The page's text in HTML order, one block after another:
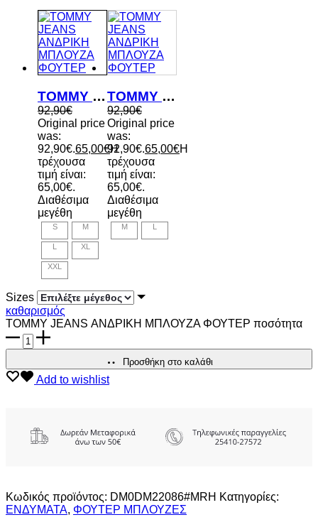
TOMMY JEANS ΑΝΔΡΙΚΗ ΜΠΛΟΥΖΑ ΦΟΥΤΕΡ
92,90€
Original price
was:
92,90€.65,00€Η
τρέχουσα
τιμή είναι:
65,00€.
Διαθέσιμα
μεγέθη
S M
L XL
XXL
TOMMY JEANS ΑΝΔΡΙΚΗ ΜΠΛΟΥΖΑ ΦΟΥΤΕΡ
92,90€
Original price
was:
92,90€.65,00€Η
τρέχουσα
τιμή είναι:
65,00€.
Διαθέσιμα
μεγέθη
M L
Sizes
καθαρισμός
TOMMY JEANS ΑΝΔΡΙΚΗ ΜΠΛΟΥΖΑ ΦΟΥΤΕΡ ποσότητα
Προσθήκη στο καλάθι
Add to wishlist
Κωδικός προϊόντος: DM0DM22086#MRH Κατηγορίες:
ΕΝΔΥΜΑΤΑ, ΦΟΥΤΕΡ ΜΠΛΟΥΖΕΣ